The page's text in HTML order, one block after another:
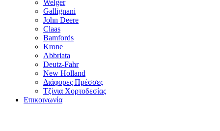
Welger
Gallignani
John Deere
Claas
Bamfords
Krone
Abbriata
Deutz-Fahr
New Holland
Διάφορες Πρέσσες
Τζίνια Χορτοδεσίας
Επικοινωνία